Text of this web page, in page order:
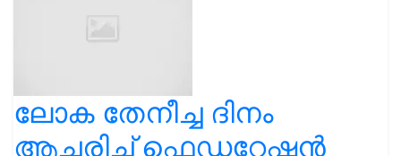
ലോക തേനീച്ച ദിനം
ആചരിച്ച് ഫെഡറേഷൻ